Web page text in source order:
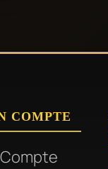
COMPTE